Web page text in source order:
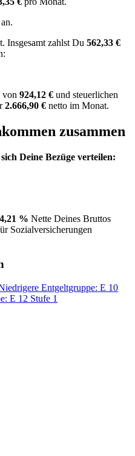
an.
Insgesamt zahlst Du 562,33 €
von 924,12 € und steuerlichen
2.666,90 € netto im Monat.
zusammen
Deine Bezüge verteilen:
% Nette Deines Bruttos
Sozialversicherungen
Entgeltgruppe: E 10
E 12 Stufe 1